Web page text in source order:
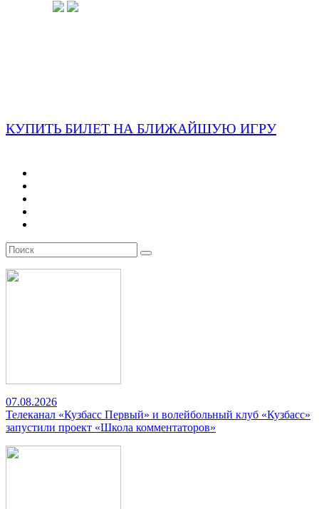
КУПИТЬ БИЛЕТ НА БЛИЖАЙШУЮ ИГРУ
07.08.2026
Телеканал «Кузбасс Первый» и волейбольный клуб «Кузбасс»
запустили проект «Школа комментаторов»